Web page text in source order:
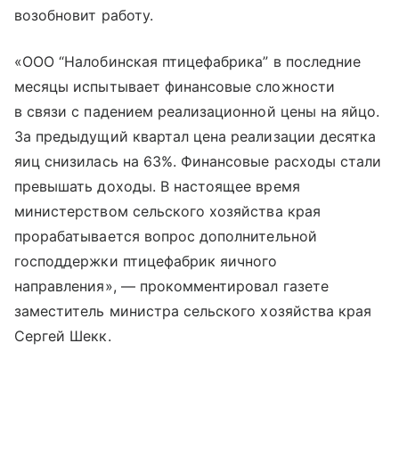
возобновит работу.
«ООО “Налобинская птицефабрика” в последние
месяцы испытывает финансовые сложности
в связи с падением реализационной цены на яйцо.
За предыдущий квартал цена реализации десятка
яиц снизилась на 63%. Финансовые расходы стали
превышать доходы. В настоящее время
министерством сельского хозяйства края
прорабатывается вопрос дополнительной
господдержки птицефабрик яичного
направления», — прокомментировал газете
заместитель министра сельского хозяйства края
Сергей Шекк.